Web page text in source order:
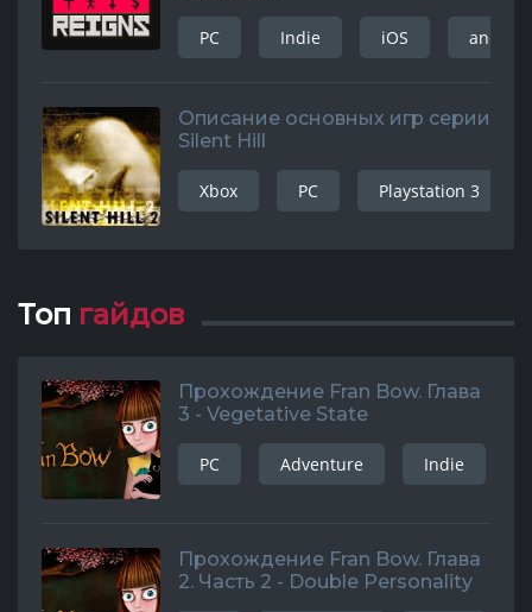
PC Indie iOS android
Описание основных игр серии
Silent Hill
Xbox PC Playstation 3
Топ гайдов
Прохождение Fran Bow. Глава
3 - Vegetative State
PC Adventure Indie
Прохождение Fran Bow. Глава
2. Часть 2 - Double Personality